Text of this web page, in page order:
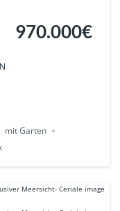
970.000€
mit Garten